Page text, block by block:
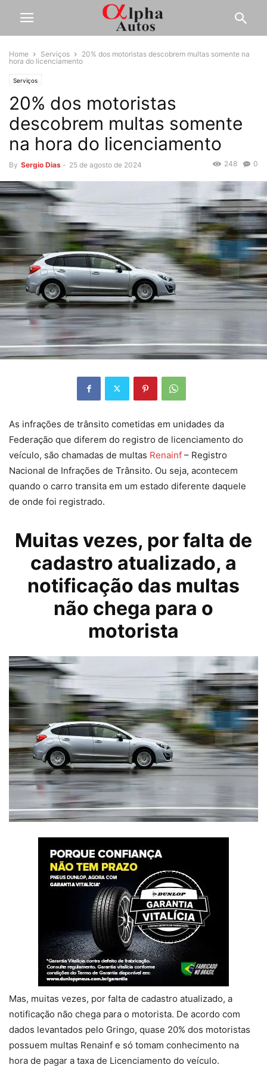
Home Serviços
20% dos motoristas descobrem multas somente na
hora do licenciamento
Serviços
20% dos motoristas
descobrem multas somente
na hora do licenciamento
By Sergio Dias - 25 de agosto de 2024 0
248
As infrações de trânsito cometidas em unidades da
Federação que diferem do registro de licenciamento do
veículo, são chamadas de multas Renainf – Registro
Nacional de Infrações de Trânsito. Ou seja, acontecem
quando o carro transita em um estado diferente daquele
de onde foi registrado.
Muitas vezes, por falta de
cadastro atualizado, a
notificação das multas
não chega para o
motorista
Mas, muitas vezes, por falta de cadastro atualizado, a
notificação não chega para o motorista. De acordo com
dados levantados pelo Gringo, quase 20% dos motoristas
possuem multas Renainf e só tomam conhecimento na
hora de pagar a taxa de Licenciamento do veículo.